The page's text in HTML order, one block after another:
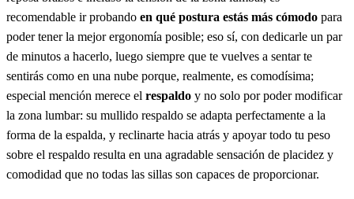
recomendable ir probando en qué postura estás más cómodo para
poder tener la mejor ergonomía posible; eso sí, con dedicarle un par
de minutos a hacerlo, luego siempre que te vuelves a sentar te
sentirás como en una nube porque, realmente, es comodísima;
especial mención merece el respaldo y no solo por poder modificar
la zona lumbar: su mullido respaldo se adapta perfectamente a la
forma de la espalda, y reclinarte hacia atrás y apoyar todo tu peso
sobre el respaldo resulta en una agradable sensación de placidez y
comodidad que no todas las sillas son capaces de proporcionar.